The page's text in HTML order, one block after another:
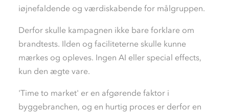
iøjnefaldende og værdiskabende for målgruppen.
Derfor skulle kampagnen ikke bare forklare om
brandtests. Ilden og faciliteterne skulle kunne
mærkes og opleves. Ingen AI eller special effects,
kun den ægte vare.
'Time to market' er en afgørende faktor i
byggebranchen, og en hurtig proces er derfor en